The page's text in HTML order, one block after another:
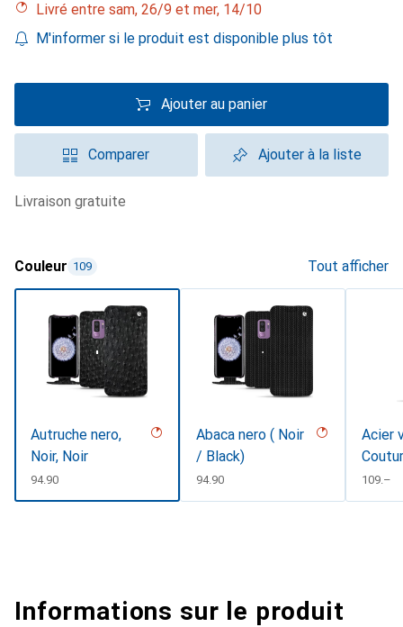
Livré entre sam, 26/9 et mer, 14/10
M'informer si le produit est disponible plus tôt
Ajouter au panier
Comparer Ajouter à la liste
livraison gratuite
Couleur 109 Tout afficher
Autruche nero,
Noir, Noir
CHF
94.90
Abaca nero ( Noir
/ Black)
CHF
94.90
Acier
CHF
109.–
Informations sur le produit